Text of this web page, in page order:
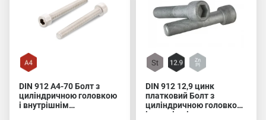
DIN 912 A4-70 Болт з
циліндричною головкою
і внутрішнім
DIN 912 12,9 цинк
платковий Болт з
циліндричною головкою
і внутрішнім